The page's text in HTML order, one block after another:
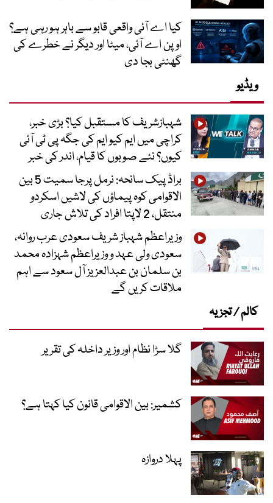
کیا اے آئی واقعی قابو سے باہر ہو رہی ہے؟
اوپن اے آئی، میٹا اور دیگر نے خطرے کی
گھنٹی بجا دی
ویڈیو
شہبازشریف کا مستقبل کیا؟ بڑی خبر،
کراچی میں ایم کیو ایم کی جگہ پی ٹی آئی
کیوں؟ نئے صوبوں کا قیام، اندر کی خبر
براڈ پیک سانحہ: نرمل پرجا سمیت 5 بین
الاقوامی کوہ پیماؤں کی لاشیں اسکردو
منتقل، 2 لاپتا افراد کی تلاش جاری
وزیراعظم شہباز شریف سعودی عرب روانہ،
سعودی ولی عہد و وزیراعظم شہزادہ محمد
بن سلمان بن عبدالعزیز آل سعود سے اہم
ملاقات کریں گے
کالم / تجزیہ
گلا سڑا نظام اور وزیر داخلہ کی تقریر
کشمیر: بین الاقوامی قانون کیا کہتا ہے؟
پہلا دروازہ